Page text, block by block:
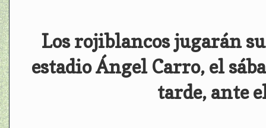
Los rojiblancos jugarán
estadio Ángel Carro, el
tarde, ante